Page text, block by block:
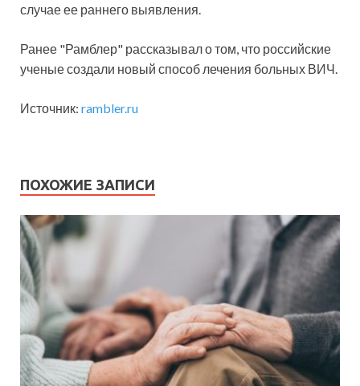
случае ее раннего выявления.
Ранее "Рамблер" рассказывал о том, что российские
ученые создали новый способ лечения больных ВИЧ.
Источник: rambler.ru
ПОХОЖИЕ ЗАПИСИ